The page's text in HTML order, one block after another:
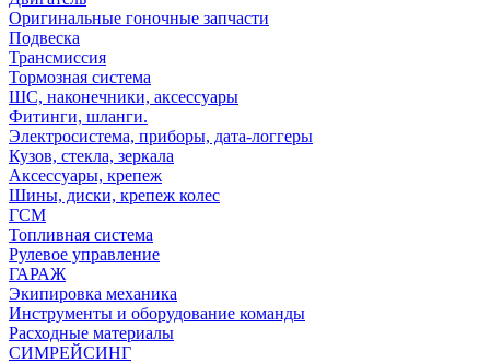
Оригинальные гоночные запчасти
Подвеска
Трансмиссия
Тормозная система
ШС, наконечники, аксессуары
Фитинги, шланги.
Электросистема, приборы, дата-логгеры
Кузов, стекла, зеркала
Аксессуары, крепеж
Шины, диски, крепеж колес
ГСМ
Топливная система
Рулевое управление
ГАРАЖ
Экипировка механика
Инструменты и оборудование команды
Расходные материалы
СИМРЕЙСИНГ